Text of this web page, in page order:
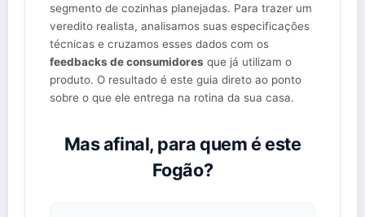
segmento de cozinhas planejadas. Para trazer um
veredito realista, analisamos suas especificações
técnicas e cruzamos esses dados com os
feedbacks de consumidores que já utilizam o
produto. O resultado é este guia direto ao ponto
sobre o que ele entrega na rotina da sua casa.
Mas afinal, para quem é este
Fogão?